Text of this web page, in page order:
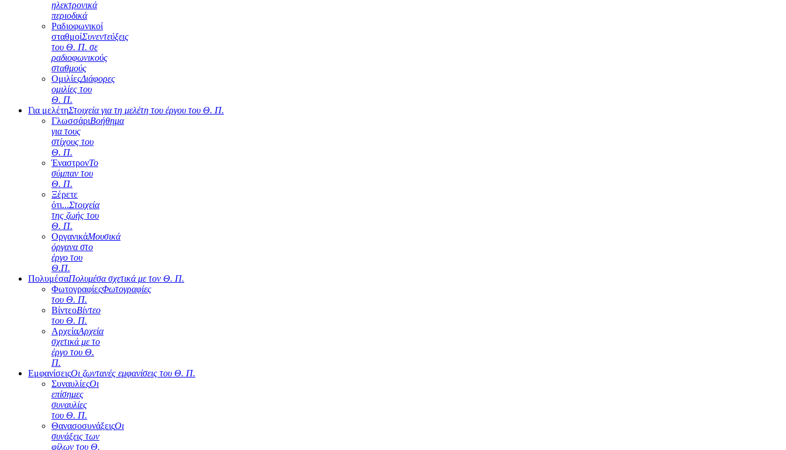
ηλεκτρονικά
περιοδικά
Ραδιοφωνικοί
σταθμοίΣυνεντεύξεις
του Θ. Π. σε
ραδιοφωνικούς
σταθμούς
ΟμιλίεςΔιάφορες
ομιλίες του
Θ. Π.
Για μελέτηΣτοιχεία για τη μελέτη του έργου του Θ. Π.
ΓλωσσάριΒοήθημα
για τους
στίχους του
Θ. Π.
ΈναστρονΤο
σύμπαν του
Θ. Π.
Ξέρετε
ότι...Στοιχεία
της ζωής του
Θ. Π.
ΟργανικάΜουσικά
όργανα στο
έργο του
Θ.Π.
ΠολυμέσαΠολυμέσα σχετικά με τον Θ. Π.
ΦωτογραφίεςΦωτογραφίες
του Θ. Π.
ΒίντεοΒίντεο
του Θ. Π.
ΑρχείαΑρχεία
σχετικά με το
έργο του Θ.
Π.
ΕμφανίσειςΟι ζωντανές εμφανίσεις του Θ. Π.
ΣυναυλίεςΟι
επίσημες
συναυλίες
του Θ. Π.
ΘανασοσυνάξειςΟι
συνάξεις των
φίλων του Θ.